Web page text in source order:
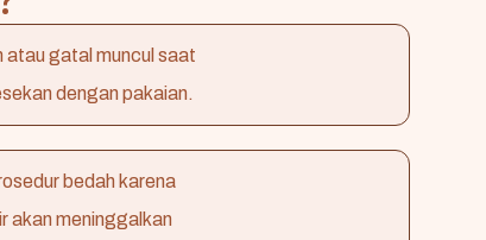
atau gatal muncul saat
dengan pakaian.
bedah karena
akan meninggalkan